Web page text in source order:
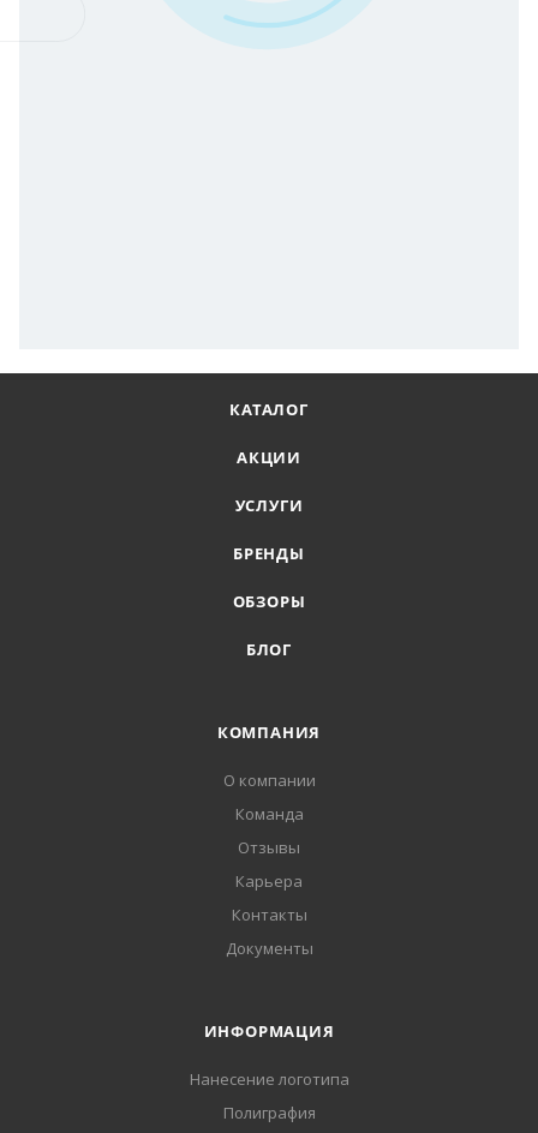
КАТАЛОГ
АКЦИИ
УСЛУГИ
БРЕНДЫ
ОБЗОРЫ
БЛОГ
КОМПАНИЯ
О компании
Команда
Отзывы
Карьера
Контакты
Документы
ИНФОРМАЦИЯ
Нанесение логотипа
Полиграфия